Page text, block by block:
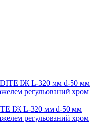
ІЖ L-320 мм d-50 мм
регульований хром